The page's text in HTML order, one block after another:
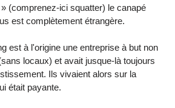
(comprenez-ici squatter) le canapé
est complètement étrangère.
est à l'origine une entreprise à but non
locaux) et avait jusque-là toujours
Ils vivaient alors sur la
était payante.